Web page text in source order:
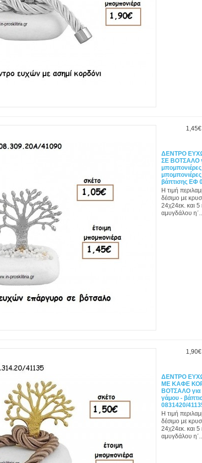
1,45€
ΔΕΝΤΡΟ
ΣΕ ΒΟΤΣΑΛΟ
μπομπονιέρες
βάπτισης ΕΦ
Η τιμή
δέσιμο με
24χ24εκ. και
αμυγδάλου η΄..
1,90€
ΔΕΝΤΡΟ
ΜΕ ΚΑΦΕ
ΒΟΤΣΑΛΟ για
γάμου -
0831420/
Η τιμή
δέσιμο με
24χ24εκ. και
αμυγδάλου η΄..